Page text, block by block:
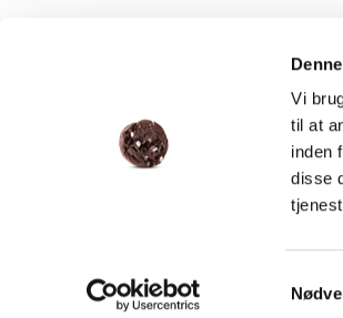
Vi
til at
inden
disse